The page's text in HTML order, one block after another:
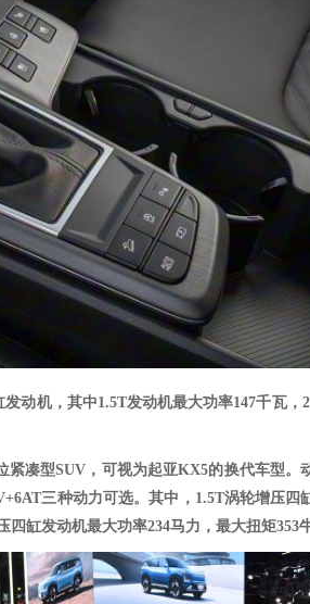
动机，其中1.5T发动机最大功率147千瓦，
紧凑型SUV，可视为起亚KX5的换代车型。
三种动力可选。其中，1.5T涡轮增压四
缸发动机最大功率234马力，最大扭矩353牛